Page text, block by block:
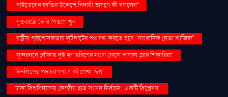
''বাইডেনের জাতির উদ্দেশে বিদায়ী ভাষণে কী বললেন''
''যুক্তরাষ্ট্রে তৈরি পিস্তলে খুন
''রাষ্ট্রীয় পৃষ্ঠপোষকতায় লুটপাটের পথ বন্ধ করতে হবে: সাংবাদিক নেতা আজিজ"
''সুন্দরবনে নৌকায় দুই মণ হরিণের মাংস ফেলে পালাল চোর শিকারিরা''
'টিউলিপের পদত্যাগপত্রে কী লেখা ছিল''
'ঢাকা বিশ্ববিদ্যালয় কেন্দ্রীয় ছাত্র সংসদ নির্বাচন: একটি বিশ্লেষণ''